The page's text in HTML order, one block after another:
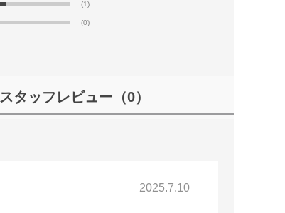
(1)
(0)
スタッフレビュー （0）
2025.7.10